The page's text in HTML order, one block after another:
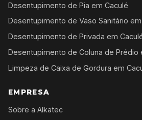
Desentupimento de Pia em Caculé
Desentupimento de Vaso Sanitário
Desentupimento de Privada em
Desentupimento de Coluna de Prédio
Limpeza de Caixa de Gordura em
EMPRESA
Sobre a Alkatec